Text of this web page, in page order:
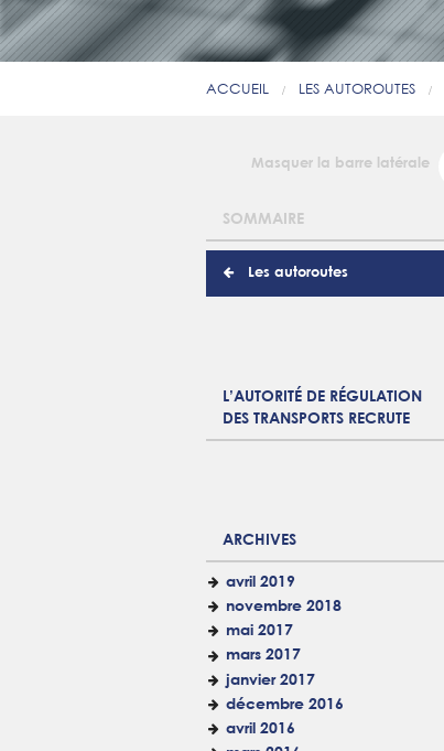
ACCUEIL LES AUTOROUTES
Masquer la barre latérale
SOMMAIRE
Les autoroutes
L’AUTORITÉ DE RÉGULATION
DES TRANSPORTS RECRUTE
ARCHIVES
avril 2019
novembre 2018
mai 2017
mars 2017
janvier 2017
décembre 2016
avril 2016